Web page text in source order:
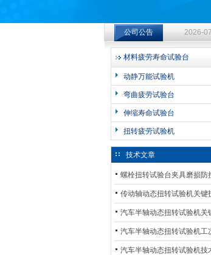
公司公告 2026-
钻杆扭转
2026-
钻杆扭转
2026-
材料疲劳寿命试验台
动静万能试验机
弯曲疲劳试验台
伸缩寿命试验台
扭转疲劳试验机
技术文章
螺栓扭转试验台夹具磨损防
材质选型与表面处理的耐用
化
传动轴动态扭转试验机关键
及产业落地应用
汽车半轴动态扭转试验机关
术及产业落地应用
汽车半轴动态扭转试验机工
配与质控应用探析
汽车半轴动态扭转试验机技